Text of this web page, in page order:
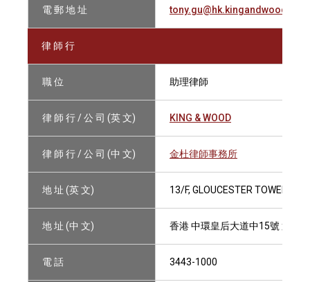
電 郵 地 址 tony.gu@hk.kingandwood.com
律 師 行
職 位 助理律師
律 師 行 / 公 司 (英 文) KING & WOOD
律 師 行 / 公 司 (中 文) 金杜律師事務所
地 址 (英 文) 13/F, GLOUCESTER TOWER,
地 址 (中 文) 香港 中環皇后大道中15號 置地
電 話 3443-1000